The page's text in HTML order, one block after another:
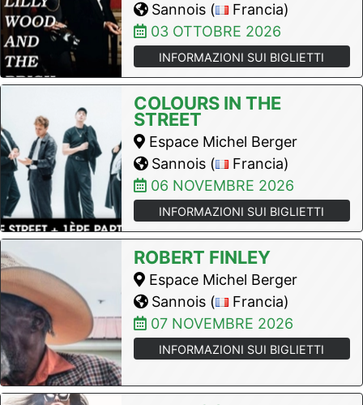
Sannois (
Francia)
03 OTTOBRE 2026
INFORMAZIONI SUI BIGLIETTI
COLOURS IN THE
STREET
Espace Michel Berger
Sannois (
Francia)
06 NOVEMBRE 2026
INFORMAZIONI SUI BIGLIETTI
ROBERT FINLEY
Espace Michel Berger
Sannois (
Francia)
07 NOVEMBRE 2026
INFORMAZIONI SUI BIGLIETTI